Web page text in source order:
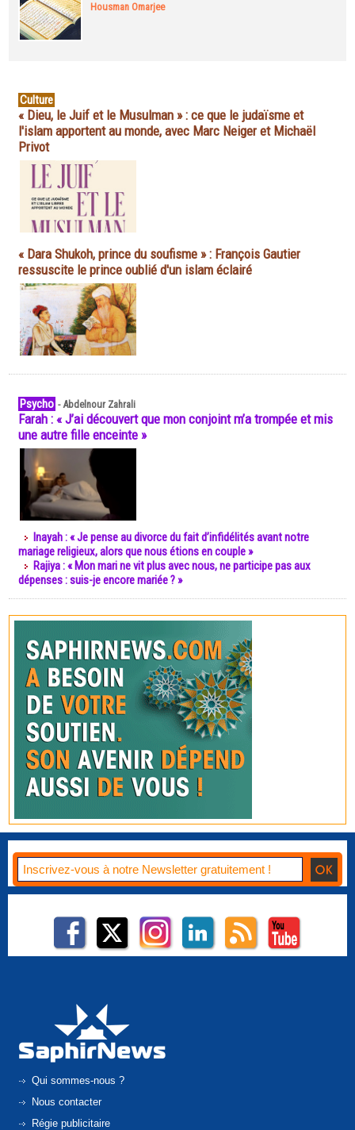
Housman Omarjee
Culture
« Dieu, le Juif et le Musulman » : ce que le judaïsme et
l'islam apportent au monde, avec Marc Neiger et Michaël
Privot
« Dara Shukoh, prince du soufisme » : François Gautier
ressuscite le prince oublié d'un islam éclairé
Psycho -Abdelnour Zahrali
Farah : « J’ai découvert que mon conjoint m’a trompée et mis
une autre fille enceinte »
Inayah : « Je pense au divorce du fait d’infidélités avant notre
mariage religieux, alors que nous étions en couple »
Rajiya : « Mon mari ne vit plus avec nous, ne participe pas aux
dépenses : suis-je encore mariée ? »
Qui sommes-nous ?
Nous contacter
Régie publicitaire